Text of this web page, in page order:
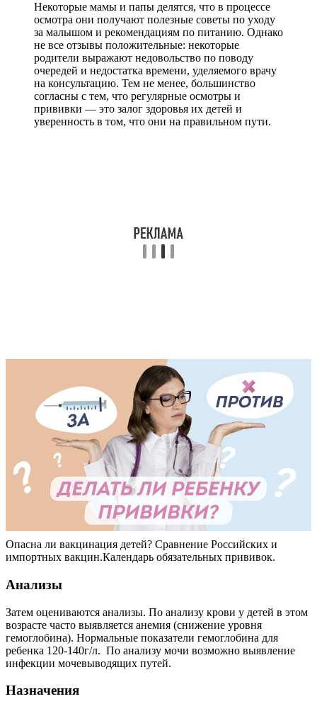
Некоторые мамы и папы делятся, что в процессе
осмотра они получают полезные советы по уходу
за малышом и рекомендациям по питанию. Однако
не все отзывы положительные: некоторые
родители выражают недовольство по поводу
очередей и недостатка времени, уделяемого врачу
на консультацию. Тем не менее, большинство
согласны с тем, что регулярные осмотры и
прививки — это залог здоровья их детей и
уверенность в том, что они на правильном пути.
Опасна ли вакцинация детей? Сравнение Российских и
импортных вакцин.Календарь обязательных прививок.
Анализы
Затем оцениваются анализы. По анализу крови у детей в этом
возрасте часто выявляется анемия (снижение уровня
гемоглобина). Нормальные показатели гемоглобина для
ребенка 120-140г/л. По анализу мочи возможно выявление
инфекции мочевыводящих путей.
Назначения